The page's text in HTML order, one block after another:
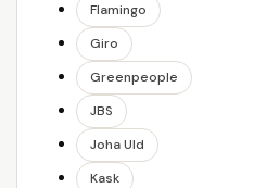
Flamingo
Giro
Greenpeople
JBS
Joha Uld
Kask